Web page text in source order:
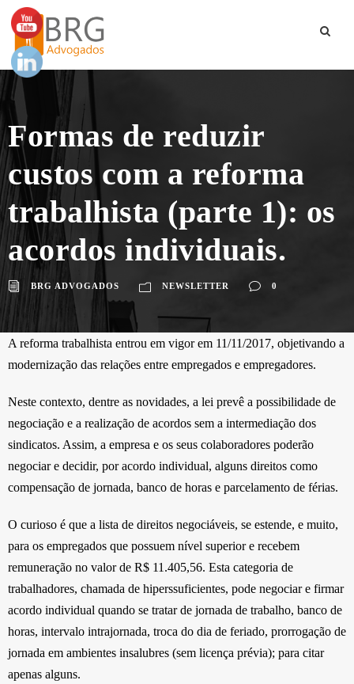
Formas de reduzir
custos com a reforma
trabalhista (parte 1): os
acordos individuais.
BRG ADVOGADOS NEWSLETTER 0
A reforma trabalhista entrou em vigor em 11/11/2017, objetivando a
modernização das relações entre empregados e empregadores.
Neste contexto, dentre as novidades, a lei prevê a possibilidade de
negociação e a realização de acordos sem a intermediação dos
sindicatos. Assim, a empresa e os seus colaboradores poderão
negociar e decidir, por acordo individual, alguns direitos como
compensação de jornada, banco de horas e parcelamento de férias.
O curioso é que a lista de direitos negociáveis, se estende, e muito,
para os empregados que possuem nível superior e recebem
remuneração no valor de R$ 11.405,56. Esta categoria de
trabalhadores, chamada de hiperssuficientes, pode negociar e firmar
acordo individual quando se tratar de jornada de trabalho, banco de
horas, intervalo intrajornada, troca do dia de feriado, prorrogação de
jornada em ambientes insalubres (sem licença prévia); para citar
apenas alguns.